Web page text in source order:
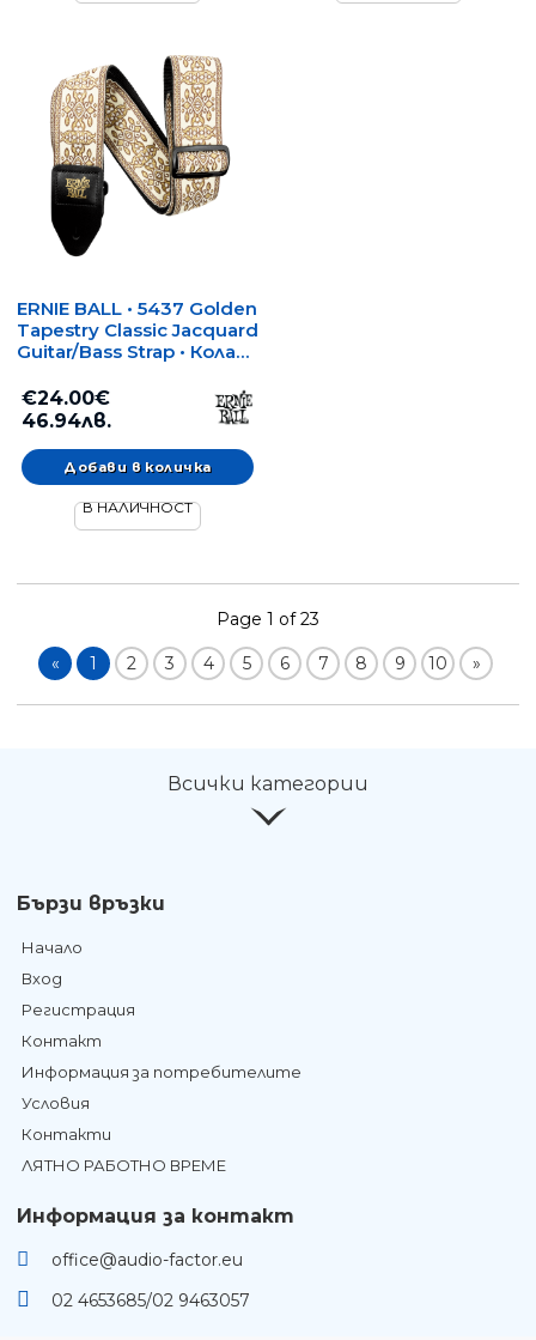
ERNIE BALL • 5437 Golden
Tapestry Classic Jacquard
Guitar/Bass Strap • Колан
€24.00€
46.94лв.
В НАЛИЧНОСТ
Page 1 of 23
« 1 2 3 4 5 6 7 8 9 10 »
Всички категории
Бързи връзки
Начало
Вход
Регистрация
Контакт
Информация за потребителите
Условия
Контакти
ЛЯТНО РАБОТНО ВРЕМЕ
Информация за контакт
office@audio-factor.eu
02 4653685/02 9463057